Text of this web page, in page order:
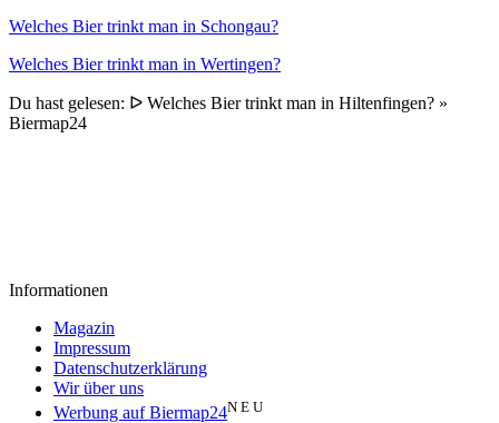
Welches Bier trinkt man in Schongau?
Welches Bier trinkt man in Wertingen?
Du hast gelesen: ᐅ Welches Bier trinkt man in Hiltenfingen? »
Biermap24
Informationen
Magazin
Impressum
Datenschutzerklärung
Wir über uns
Werbung auf Biermap24N E U